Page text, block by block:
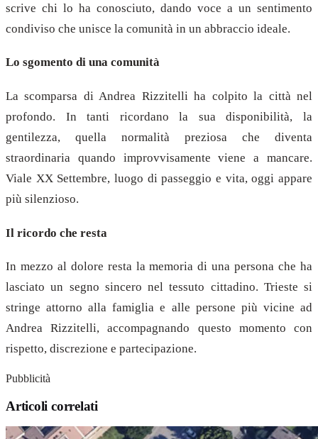
scrive chi lo ha conosciuto, dando voce a un sentimento
condiviso che unisce la comunità in un abbraccio ideale.
Lo sgomento di una comunità
La scomparsa di Andrea Rizzitelli ha colpito la città nel
profondo. In tanti ricordano la sua disponibilità, la
gentilezza, quella normalità preziosa che diventa
straordinaria quando improvvisamente viene a mancare.
Viale XX Settembre, luogo di passeggio e vita, oggi appare
più silenzioso.
Il ricordo che resta
In mezzo al dolore resta la memoria di una persona che ha
lasciato un segno sincero nel tessuto cittadino. Trieste si
stringe attorno alla famiglia e alle persone più vicine ad
Andrea Rizzitelli, accompagnando questo momento con
rispetto, discrezione e partecipazione.
Pubblicità
Articoli correlati